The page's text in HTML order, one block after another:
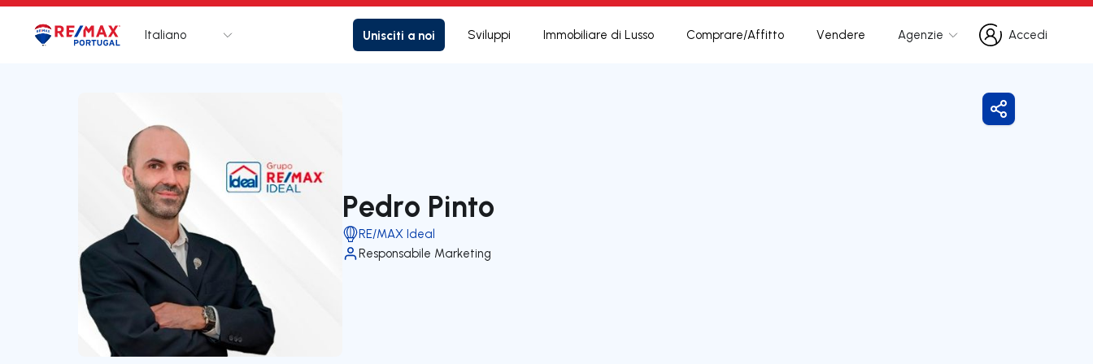
Logo Vai alla homepage
Italiano Unisciti a noi Sviluppi Immobiliare di Lusso Comprare/Affitto Vendere Agenzie
Accedi
Accedi
Pedro Pinto
RE/MAX Ideal
Responsabile Marketing
Condividi